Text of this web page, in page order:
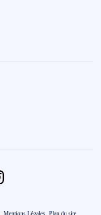
Mentions Légales Plan du site